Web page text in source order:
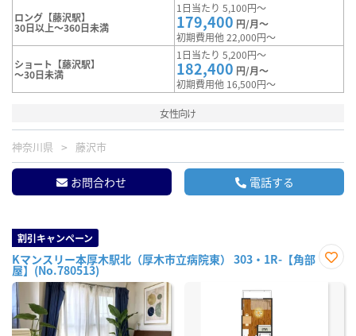
ロング【藤沢駅】
30日以上～360日未満
1日当たり 5,100円～
179,400 円/月～
初期費用他 22,000円～
ショート【藤沢駅】
～30日未満
1日当たり 5,200円～
182,400 円/月～
初期費用他 16,500円～
女性向け
神奈川県 藤沢市
お問合わせ 電話する
割引キャンペーン
Kマンスリー本厚木駅北（厚木市立病院東） 303・1R-【角部
屋】(No.780513)
に入